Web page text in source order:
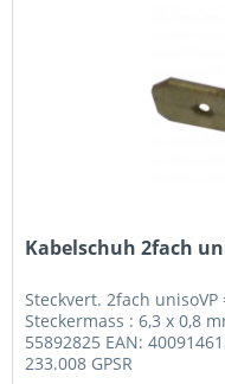
Kabelschuh 2fach
Steckvert. 2fach
Steckermass : 6,3 x 0,8
55892825 EAN:
233.008 GPSR